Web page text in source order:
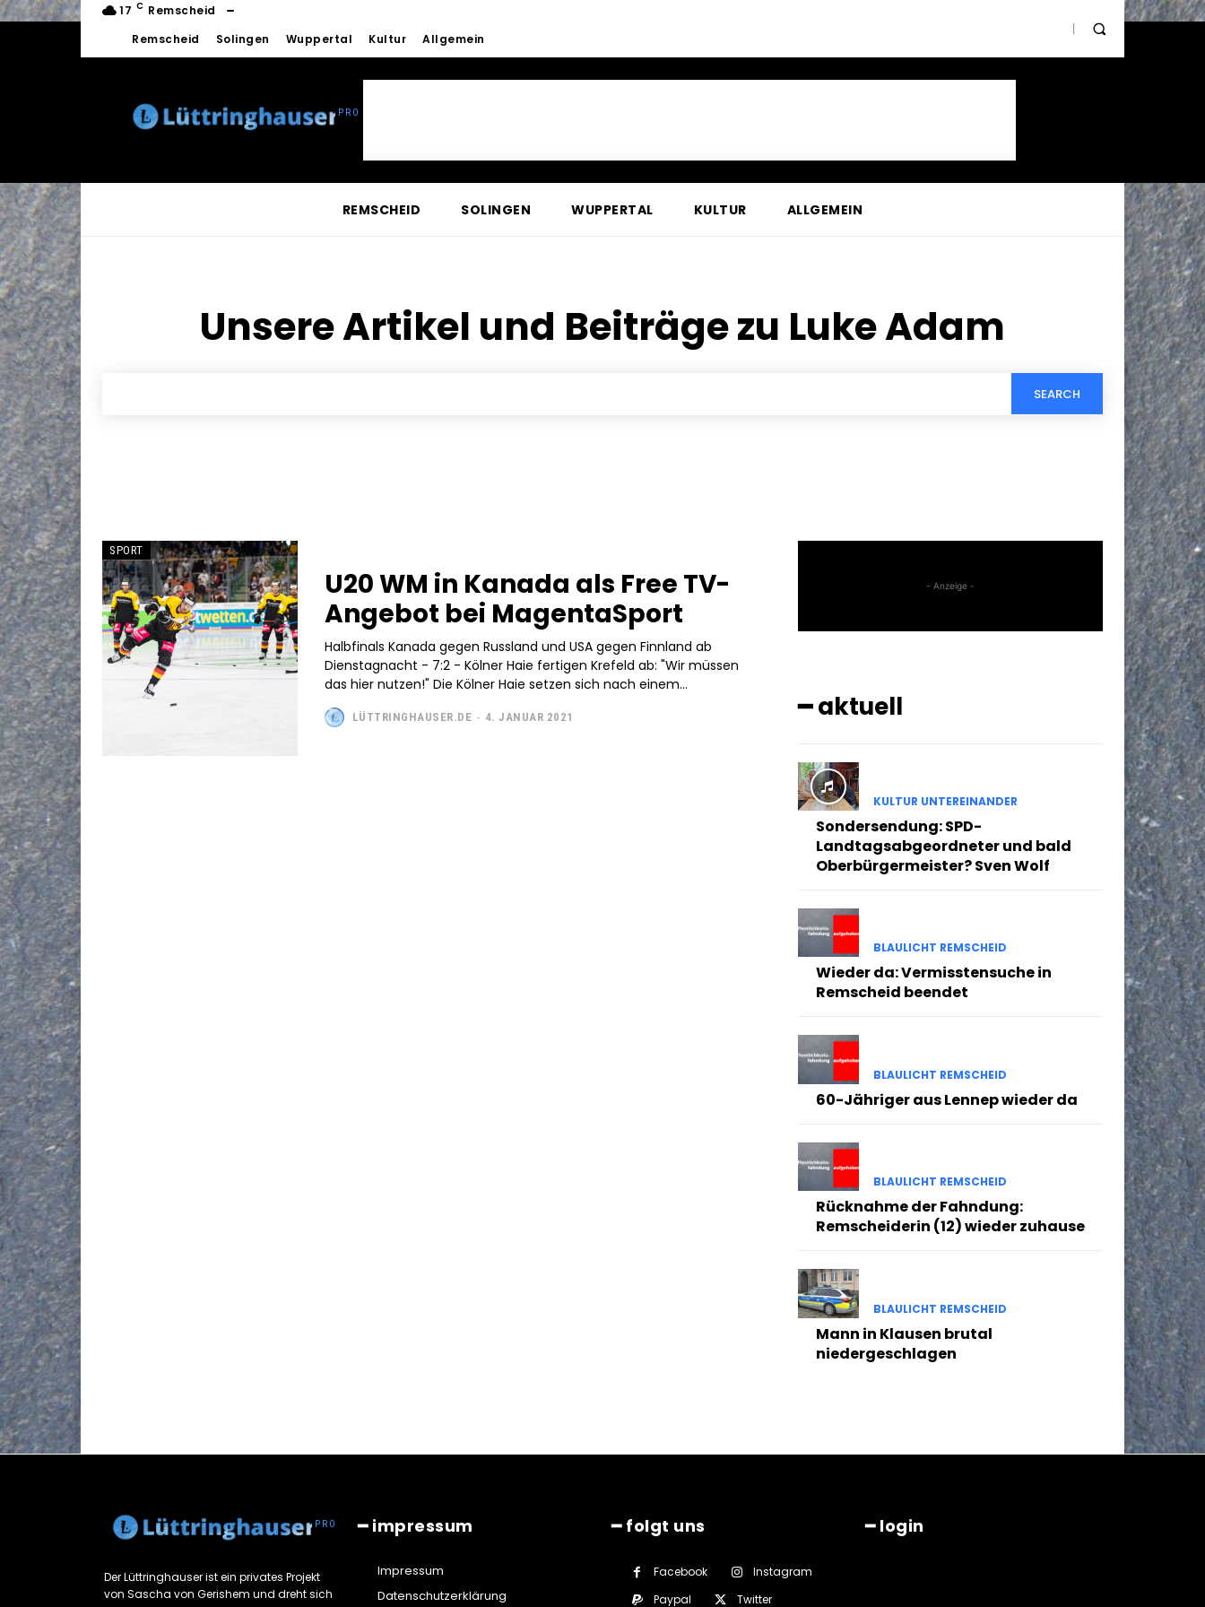
17 C Remscheid
Remscheid
Solingen Wuppertal Kultur Allgemein
REMSCHEID SOLINGEN WUPPERTAL KULTUR ALLGEMEIN
Unsere Artikel und Beiträge zu Luke Adam
SEARCH
SPORT
U20 WM in Kanada als Free TV-
Angebot bei MagentaSport
Halbfinals Kanada gegen Russland und USA gegen Finnland ab
Dienstagnacht - 7:2 - Kölner Haie fertigen Krefeld ab: "Wir müssen
das hier nutzen!" Die Kölner Haie setzen sich nach einem...
LÜTTRINGHAUSER.DE - 4. JANUAR 2021
- Anzeige -
━ aktuell
KULTUR UNTEREINANDER
Sondersendung: SPD-
Landtagsabgeordneter und bald
Oberbürgermeister? Sven Wolf
BLAULICHT REMSCHEID
Wieder da: Vermisstensuche in
Remscheid beendet
BLAULICHT REMSCHEID
60-Jähriger aus Lennep wieder da
BLAULICHT REMSCHEID
Rücknahme der Fahndung:
Remscheiderin (12) wieder zuhause
BLAULICHT REMSCHEID
Mann in Klausen brutal
niedergeschlagen
Der Lüttringhauser ist ein privates Projekt
von Sascha von Gerishem und dreht sich
━ impressum
Impressum
Datenschutzerklärung
━ folgt uns
Facebook
Instagram
Paypal
Twitter
━ login